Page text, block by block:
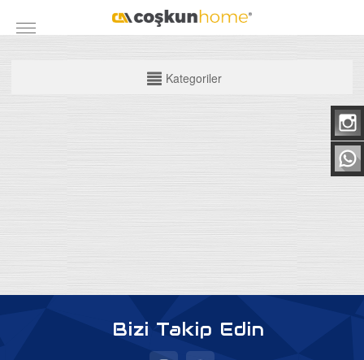
Baza Başlıkları
Kategoriler
Bizi Takip Edin